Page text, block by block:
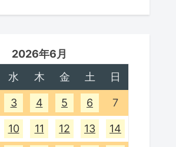
2026年6月
水 木 金 土 日
3 4 5 6 7
10 11 12 13 14